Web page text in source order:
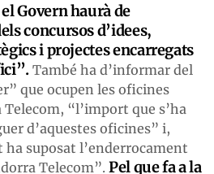
Govern haurà de
concursos d’idees,
i projectes encarregats
També ha d’informar del
que ocupen les oficines
“l’import que s’ha
d’aquestes oficines” i,
suposat l’enderrocament
Telecom”. Pel que fa a la